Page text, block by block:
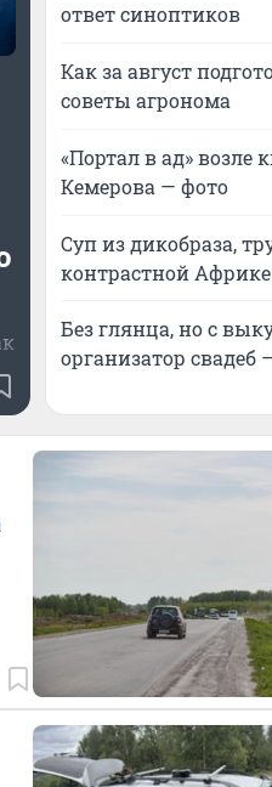
ответ синоптиков
Как за август
советы агронома
«Портал в ад» возле
Кемерова — фото
Суп из дикобраза,
контрастной
Без глянца, но с
организатор свадеб